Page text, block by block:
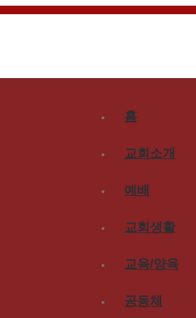
홈
교회소개
예배
교회생활
교육/양육
공동체